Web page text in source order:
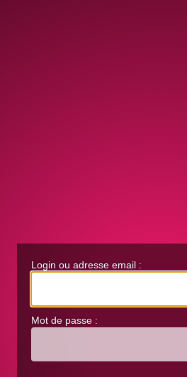
Login ou adresse email :
Mot de passe :